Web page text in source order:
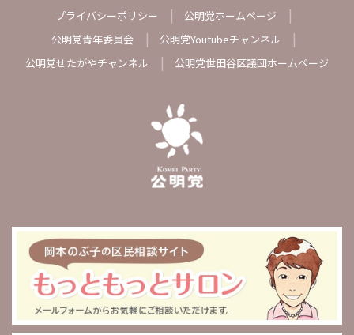
プライバシーポリシー
公明党ホームページ
公明党青年委員会
公明党Youtubeチャンネル
公明党せたがやチャンネル
公明党世田谷区議団ホームページ